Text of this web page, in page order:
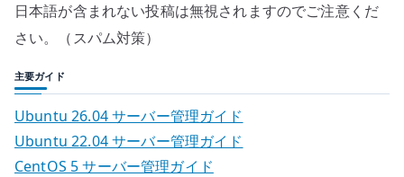
日本語が含まれない投稿は無視されますのでご注意くだ
さい。（スパム対策）
主要ガイド
Ubuntu 26.04 サーバー管理ガイド
Ubuntu 22.04 サーバー管理ガイド
CentOS 5 サーバー管理ガイド